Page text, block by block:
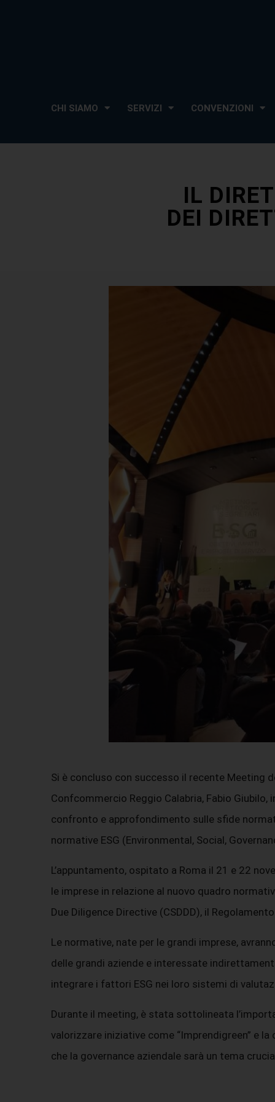
CHI SIAMO SERVIZI CONVENZIONI
IL
DEI
Si è concluso con successo il recente Meeting
Confcommercio Reggio Calabria, Fabio
confronto e approfondimento sulle sfide
normative ESG (Environmental, Social,
L’appuntamento, ospitato a Roma il 21 e 22
le imprese in relazione al nuovo quadro
Due Diligence Directive (CSDDD), il
Le normative, nate per le grandi imprese,
delle grandi aziende e interessate
integrare i fattori ESG nei loro sistemi di
Durante il meeting, è stata sottolineata
valorizzare iniziative come “Imprendigreen” e
che la governance aziendale sarà un tema